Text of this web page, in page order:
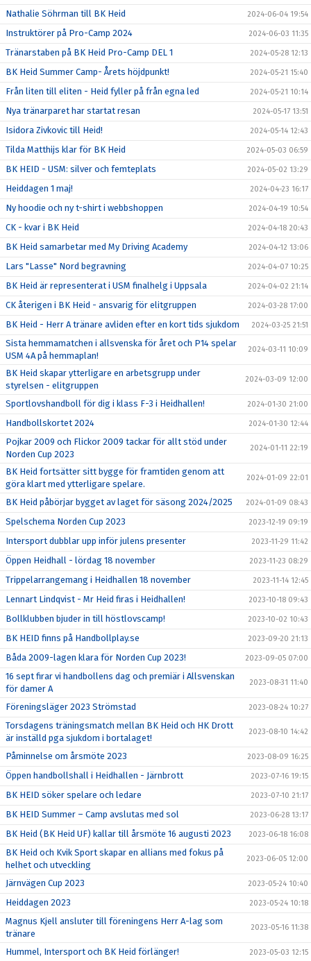
Nathalie Söhrman till BK Heid 2024-06-04 19:54
Instruktörer på Pro-Camp 2024 2024-06-03 11:35
Tränarstaben på BK Heid Pro-Camp DEL 1 2024-05-28 12:13
BK Heid Summer Camp- Årets höjdpunkt! 2024-05-21 15:40
Från liten till eliten - Heid fyller på från egna led 2024-05-21 10:14
Nya tränarparet har startat resan 2024-05-17 13:51
Isidora Zivkovic till Heid! 2024-05-14 12:43
Tilda Matthijs klar för BK Heid 2024-05-03 06:59
BK HEID - USM: silver och femteplats 2024-05-02 13:29
Heiddagen 1 maj! 2024-04-23 16:17
Ny hoodie och ny t-shirt i webbshoppen 2024-04-19 10:54
CK - kvar i BK Heid 2024-04-18 20:43
BK Heid samarbetar med My Driving Academy 2024-04-12 13:06
Lars "Lasse" Nord begravning 2024-04-07 10:25
BK Heid är representerat i USM finalhelg i Uppsala 2024-04-02 21:14
CK återigen i BK Heid - ansvarig för elitgruppen 2024-03-28 17:00
BK Heid - Herr A tränare avliden efter en kort tids sjukdom 2024-03-25 21:51
Sista hemmamatchen i allsvenska för året och P14 spelar
USM 4A på hemmaplan!
2024-03-11 10:09
BK Heid skapar ytterligare en arbetsgrupp under
styrelsen - elitgruppen
2024-03-09 12:00
Sportlovshandboll för dig i klass F-3 i Heidhallen! 2024-01-30 21:00
Handbollskortet 2024 2024-01-30 12:44
Pojkar 2009 och Flickor 2009 tackar för allt stöd under
Norden Cup 2023
2024-01-11 22:19
BK Heid fortsätter sitt bygge för framtiden genom att
göra klart med ytterligare spelare.
2024-01-09 22:01
BK Heid påbörjar bygget av laget för säsong 2024/2025 2024-01-09 08:43
Spelschema Norden Cup 2023 2023-12-19 09:19
Intersport dubblar upp inför julens presenter 2023-11-29 11:42
Öppen Heidhall - lördag 18 november 2023-11-23 08:29
Trippelarrangemang i Heidhallen 18 november 2023-11-14 12:45
Lennart Lindqvist - Mr Heid firas i Heidhallen! 2023-10-18 09:43
Bollklubben bjuder in till höstlovscamp! 2023-10-02 10:43
BK HEID finns på Handbollplay.se 2023-09-20 21:13
Båda 2009-lagen klara för Norden Cup 2023! 2023-09-05 07:00
16 sept firar vi handbollens dag och premiär i Allsvenskan
för damer A
2023-08-31 11:40
Föreningsläger 2023 Strömstad 2023-08-24 10:27
Torsdagens träningsmatch mellan BK Heid och HK Drott
är inställd pga sjukdom i bortalaget!
2023-08-10 14:42
Påminnelse om årsmöte 2023 2023-08-09 16:25
Öppen handbollshall i Heidhallen - Järnbrott 2023-07-16 19:15
BK HEID söker spelare och ledare 2023-07-10 21:17
BK HEID Summer – Camp avslutas med sol 2023-06-28 13:17
BK Heid (BK Heid UF) kallar till årsmöte 16 augusti 2023 2023-06-18 16:08
BK Heid och Kvik Sport skapar en allians med fokus på
helhet och utveckling
2023-06-05 12:00
Järnvägen Cup 2023 2023-05-24 10:40
Heiddagen 2023 2023-05-24 10:18
Magnus Kjell ansluter till föreningens Herr A-lag som
tränare
2023-05-16 11:38
Hummel, Intersport och BK Heid förlänger! 2023-05-03 12:15